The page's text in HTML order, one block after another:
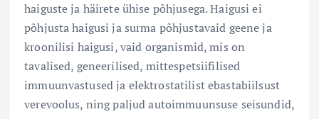
haiguste ja häirete ühise põhjusega. Haigusi ei
põhjusta haigusi ja surma põhjustavaid geene ja
kroonilisi haigusi, vaid organismid, mis on
tavalised, geneerilised, mittespetsiifilised
immuunvastused ja elektrostatilist ebastabiilsust
verevoolus, ning paljud autoimmuunsuse seisundid,